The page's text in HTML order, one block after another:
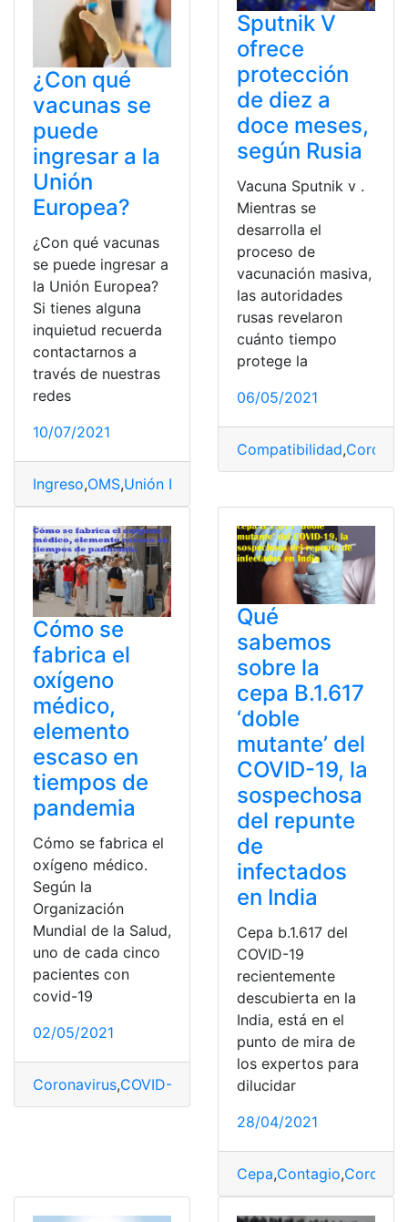
¿Con qué
vacunas se
puede
ingresar a la
Unión
Europea?
¿Con qué vacunas
se puede ingresar a
la Unión Europea?
Si tienes alguna
inquietud recuerda
contactarnos a
través de nuestras
redes
10/07/2021
Ingreso,OMS,Unión Europea
Sputnik V
ofrece
protección
de diez a
doce meses,
según Rusia
Vacuna Sputnik v .
Mientras se
desarrolla el
proceso de
vacunación masiva,
las autoridades
rusas revelaron
cuánto tiempo
protege la
06/05/2021
Compatibilidad,
Cómo se
fabrica el
oxígeno
médico,
elemento
escaso en
tiempos de
pandemia
Cómo se fabrica el
oxígeno médico.
Según la
Organización
Mundial de la Salud,
uno de cada cinco
pacientes con
covid-19
02/05/2021
Coronavirus,COVID-19 Oxigenación
Qué
sabemos
sobre la
cepa B.1.617
‘doble
mutante’ del
COVID-19, la
sospechosa
del repunte
de
infectados
en India
Cepa b.1.617 del
COVID-19
recientemente
descubierta en la
India, está en el
punto de mira de
los expertos para
dilucidar
28/04/2021
Cepa,Contagio,